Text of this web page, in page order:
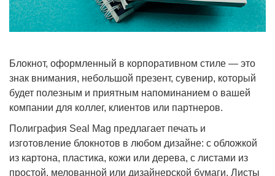
Блокнот, оформленный в корпоративном стиле — это
знак внимания, небольшой презент, сувенир, который
будет полезным и приятным напоминанием о вашей
компании для коллег, клиентов или партнеров.
Полиграфия Seal Mag предлагает печать и
изготовление блокнотов в любом дизайне: с обложкой
из картона, пластика, кожи или дерева, с листами из
простой, мелованной или дизайнерской бумаги. Листы